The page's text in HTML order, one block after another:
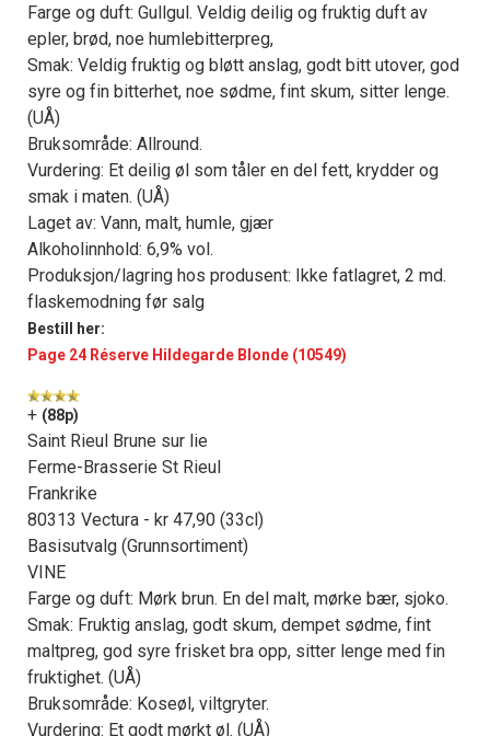
Farge og duft: Gullgul. Veldig deilig og fruktig duft av
epler, brød, noe humlebitterpreg,
Smak: Veldig fruktig og bløtt anslag, godt bitt utover, god
syre og fin bitterhet, noe sødme, fint skum, sitter lenge.
(UÅ)
Bruksområde: Allround.
Vurdering: Et deilig øl som tåler en del fett, krydder og
smak i maten. (UÅ)
Laget av: Vann, malt, humle, gjær
Alkoholinnhold: 6,9% vol.
Produksjon/lagring hos produsent: Ikke fatlagret, 2 md.
flaskemodning før salg
Bestill her:
Page 24 Réserve Hildegarde Blonde (10549)
+ (88p)
Saint Rieul Brune sur lie
Ferme-Brasserie St Rieul
Frankrike
80313 Vectura - kr 47,90 (33cl)
Basisutvalg (Grunnsortiment)
VINE
Farge og duft: Mørk brun. En del malt, mørke bær, sjoko.
Smak: Fruktig anslag, godt skum, dempet sødme, fint
maltpreg, god syre frisket bra opp, sitter lenge med fin
fruktighet. (UÅ)
Bruksområde: Koseøl, viltgryter.
Vurdering: Et godt mørkt øl. (UÅ)